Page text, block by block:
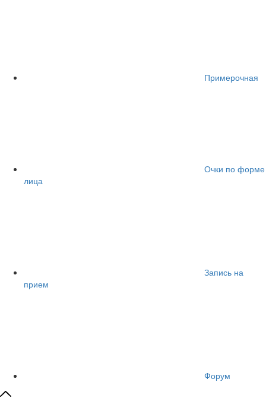
Примерочная
Очки по форме
лица
Запись на
прием
Форум